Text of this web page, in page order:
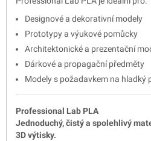
Designové a dekorativní modely
Prototypy a výukové pomůcky
Architektonické a prezentační
Dárkové a propagační předměty
Modely s požadavkem na hladký
Professional Lab PLA
Jednoduchý, čistý a spolehlivý
3D výtisky.